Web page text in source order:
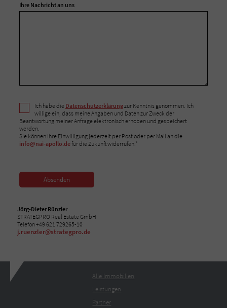
Ihre Nachricht an uns
Ich habe die Datenschutzerklärungzur Kenntnis genommen. Ich
willige ein, dass meine Angaben und Daten zur Zweck der
Beantwortung meiner Anfrage elektronisch erhoben und gespeichert
werden.
Sie können Ihre Einwilligung jederzeit per Post oder per Mail an die
info@nai-apollo.defür die Zukunft widerrufen.*
Absenden
Jörg-Dieter Rünzler
STRATEGPRO Real Estate GmbH
Telefon +49 621 729265-10
j.ruenzler@strategpro.de
Alle Immobilien
Leistungen
Partner